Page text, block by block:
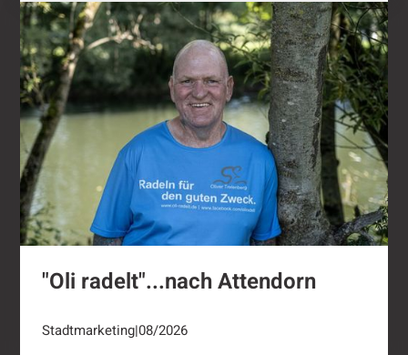
"Oli radelt"...nach Attendorn
"Oli radelt"...nach Attendorn
Stadtmarketing|08/2026